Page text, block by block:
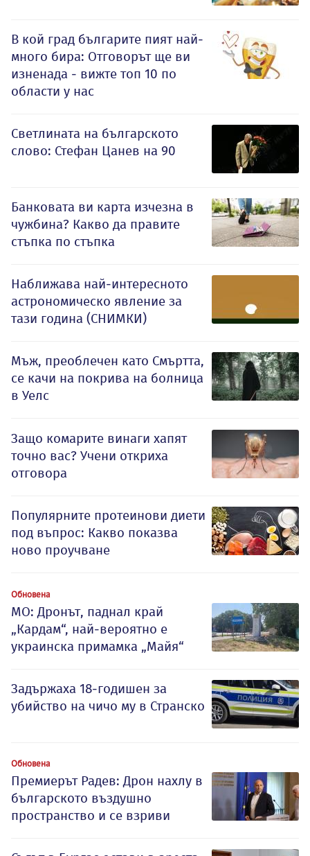
В кой град българите пият най-
много бира: Отговорът ще ви
изненада - вижте топ 10 по
области у нас
Светлината на българското
слово: Стефан Цанев на 90
Банковата ви карта изчезна в
чужбина? Какво да правите
стъпка по стъпка
Наближава най-интересното
астрономическо явление за
тази година (СНИМКИ)
Мъж, преоблечен като Смъртта,
се качи на покрива на болница
в Уелс
Защо комарите винаги хапят
точно вас? Учени откриха
отговора
Популярните протеинови диети
под въпрос: Какво показва
ново проучване
Обновена
МО: Дронът, паднал край
„Кардам“, най-вероятно е
украинска примамка „Майя“
Задържаха 18-годишен за
убийство на чичо му в Странско
Обновена
Премиерът Радев: Дрон нахлу в
българското въздушно
пространство и се взриви